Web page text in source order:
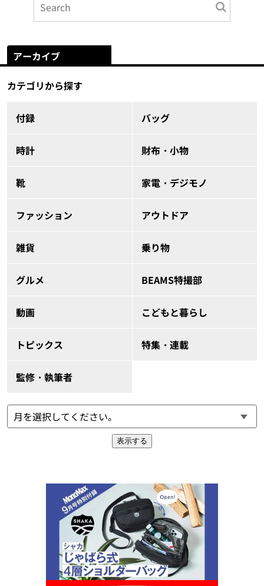
アーカイブ
カテゴリから探す
付録 バッグ
時計 財布・小物
靴 家電・デジモノ
ファッション アウトドア
雑貨 乗り物
グルメ BEAMS特撮部
動画 こどもと暮らし
トピックス 特集・連載
監修・執筆者
表示する